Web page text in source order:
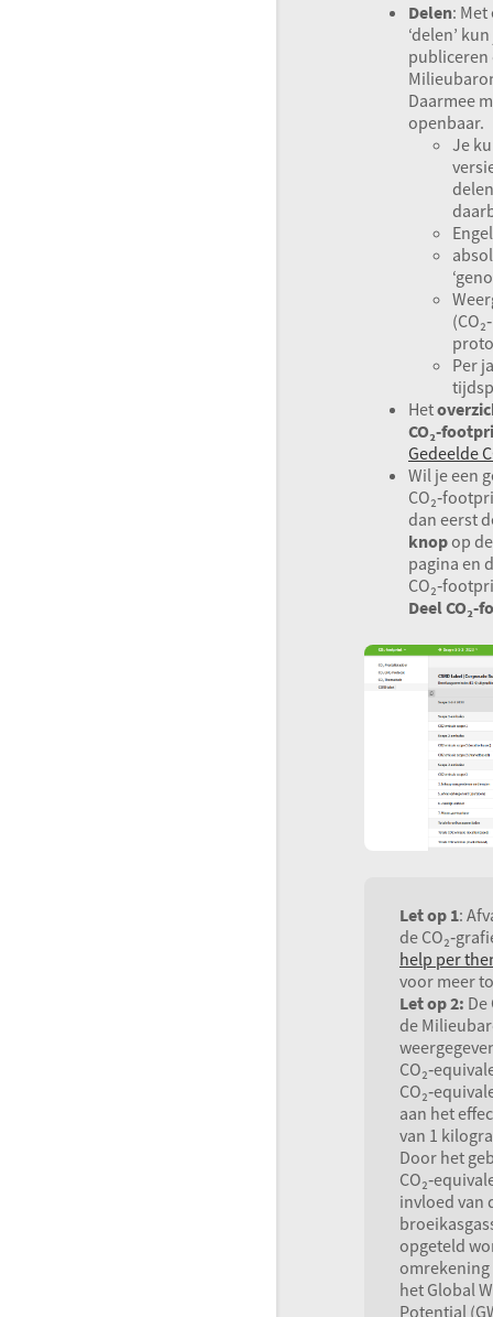
Delen:
‘delen’
publiceren
Daarmee
openbaar.
Je
Per
Het
Gedeelde
Wil je een
dan eerst
knopop
pagina en
Deel
Let op 1:
de
help per
voor meer
Let op 2: De
de
aan het
van 1
Door het
invloed van
opgeteld
omrekening
het Global
Potential (